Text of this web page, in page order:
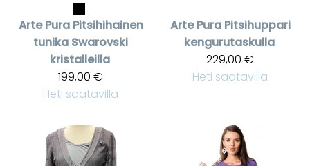
Arte Pura Pitsihihainen
tunika Swarovski
kristalleilla
199,00 €
Heti saatavilla
Arte Pura Pitsihuppari
kengurutaskulla
229,00 €
Heti saatavilla